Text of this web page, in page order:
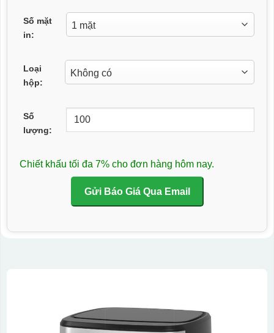
Số mặt
in:
Loại
hộp:
Số
lượng:
Chiết khấu tối đa 7% cho đơn hàng hôm nay.
Gửi Báo Giá Qua Email